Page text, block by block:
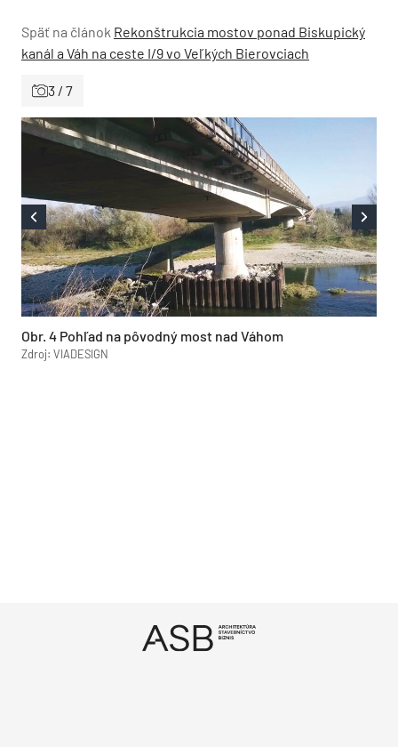
Späť na článok Rekonštrukcia mostov ponad Biskupický
kanál a Váh na ceste I/9 vo Veľkých Bierovciach
3 / 7
Obr. 4 Pohľad na pôvodný most nad Váhom
Zdroj: VIADESIGN